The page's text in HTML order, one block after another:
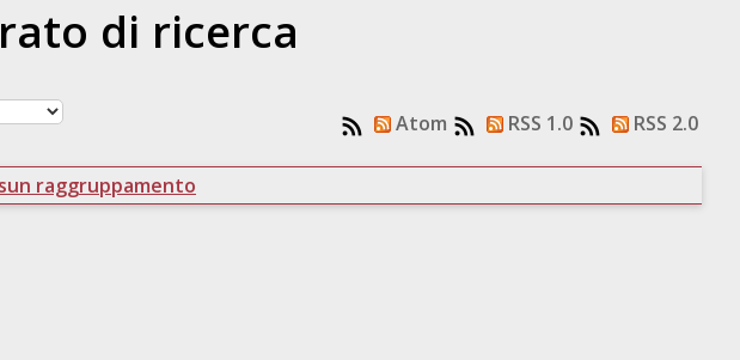
di ricerca
Atom RSS 1.0 RSS 2.0
raggruppamento